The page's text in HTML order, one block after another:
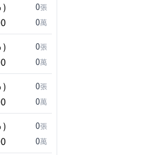
) 0張
0萬
) 0張
0萬
) 0張
0萬
) 0張
0萬